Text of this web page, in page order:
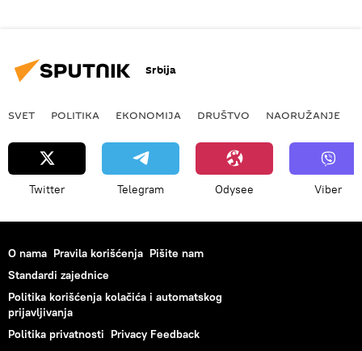
Srbija
SVET POLITIKA EKONOMIJA DRUŠTVO NAORUŽANJE
Twitter Telegram Odysee Viber
O nama Pravila korišćenja Pišite nam
Standardi zajednice
Politika korišćenja kolačića i automatskog
prijavljivanja
Politika privatnosti Privacy Feedback